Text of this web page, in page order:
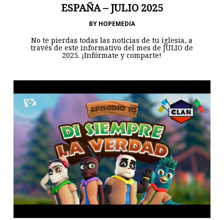
ESPAÑA – JULIO 2025
BY HOPEMEDIA
No te pierdas todas las noticias de tu iglesia, a
través de este informativo del mes de JULIO de
2025. ¡Infórmate y comparte!